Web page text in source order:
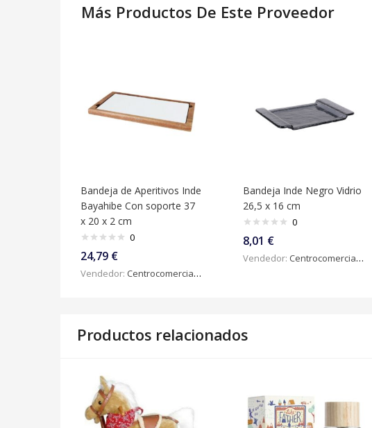
Más Productos De Este Proveedor
Bandeja de Aperitivos Inde
Bayahibe Con soporte 37
x 20 x 2 cm
0
24,79 €
Vendedor: Centrocomercialdigital
Bandeja Inde Negro Vidrio
26,5 x 16 cm
0
8,01 €
Vendedor: Centrocomercialdigital
Productos relacionados